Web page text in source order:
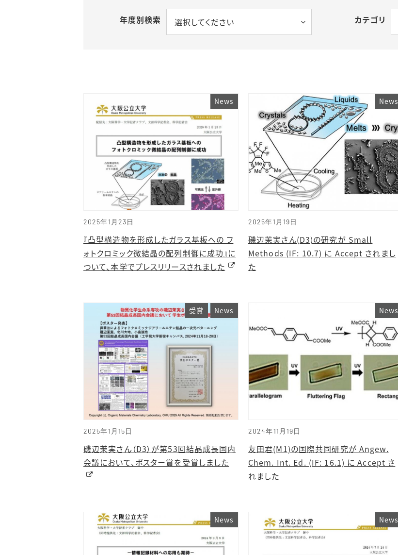
年度別検索 選択してください カテゴリ
2025年1月23日
News
『凸型構造物を形成したガラス基板への フ
ォトクロミック微結晶の配列制御に成功』に
ついて、本学でプレスリリースされました
2025年1月19日
News
磯辺茉実さん(D3)の研究が Small
Methods (IF: 10.7) に Accept されまし
た
2025年1月15日
受賞 News
磯辺茉実さん（D3）が第53回結晶成長国内
会議において、ポスター賞を受賞しました
2024年11月19日
News
友田君(M1)の国際共同研究が Angew.
Chem. Int. Ed. (IF: 16.1) に Accept さ
れました
News News